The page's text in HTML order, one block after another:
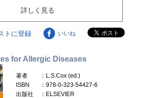
詳しく見る
トに登録 いいね
for Allergic Diseases
著者
：L.S.Cox (ed.)
ISBN
：978-0-323-54427-6
出版社
：ELSEVIER